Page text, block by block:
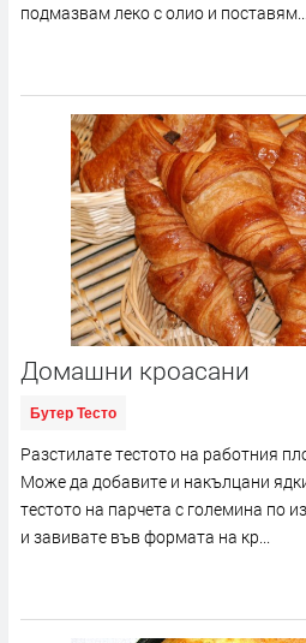
подмазвам леко с олио и поставям...
Домашни кроасани
Бутер Тесто
Разстилате тестото на работния
Може да добавите и накълцани
тестото на парчета с големина по
и завивате във формата на кр...